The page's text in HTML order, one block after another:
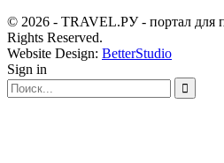
© 2026 - TRAVEL.РУ - портал для
Rights Reserved.
Website Design: BetterStudio
Sign in